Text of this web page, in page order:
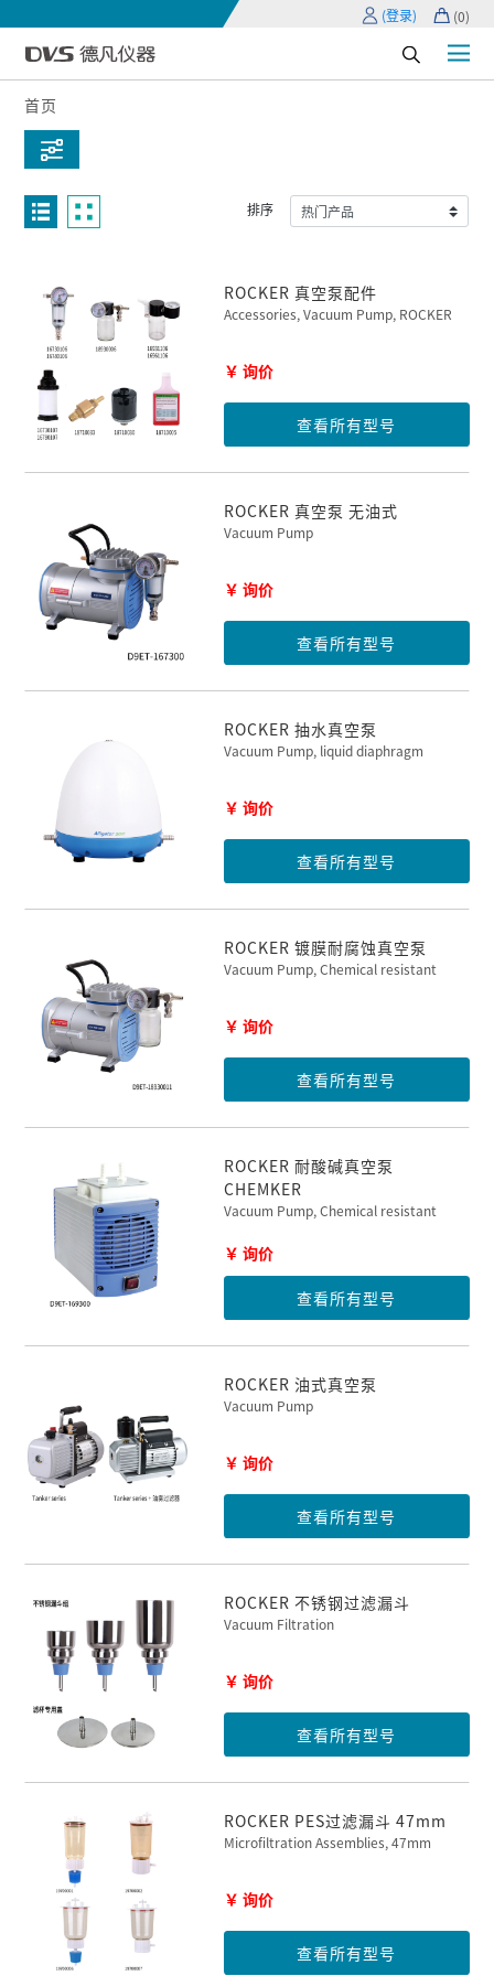
(登录) (0)
首页
排序
ROCKER 真空泵配件
Accessories, Vacuum Pump, ROCKER
￥ 询价
查看所有型号
ROCKER 真空泵 无油式
Vacuum Pump
￥ 询价
查看所有型号
ROCKER 抽水真空泵
Vacuum Pump, liquid diaphragm
￥ 询价
查看所有型号
ROCKER 镀膜耐腐蚀真空泵
Vacuum Pump, Chemical resistant
￥ 询价
查看所有型号
ROCKER 耐酸碱真空泵
CHEMKER
Vacuum Pump, Chemical resistant
￥ 询价
查看所有型号
ROCKER 油式真空泵
Vacuum Pump
￥ 询价
查看所有型号
ROCKER 不锈钢过滤漏斗
Vacuum Filtration
￥ 询价
查看所有型号
ROCKER PES过滤漏斗 47mm
Microfiltration Assemblies, 47mm
￥ 询价
查看所有型号